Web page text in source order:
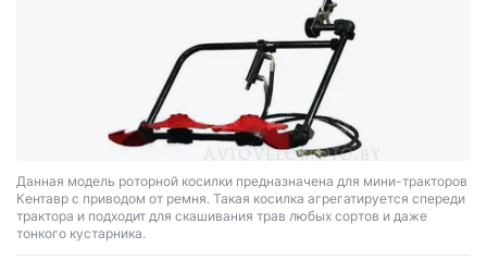
Данная модель роторной косилки предназначена для мини-тракторов
Кентавр с приводом от ремня. Такая косилка агрегатируется спереди
трактора и подходит для скашивания трав любых сортов и даже
тонкого кустарника.